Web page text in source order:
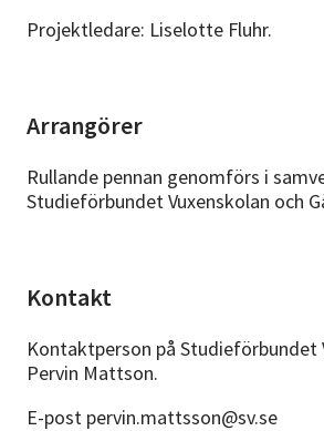
Projektledare: Liselotte Fluhr.
Arrangörer
Rullande pennan genomförs i
Studieförbundet Vuxenskolan och
Kontakt
Kontaktperson på Studieförbundet
Pervin Mattson.
E-post pervin.mattsson@sv.se